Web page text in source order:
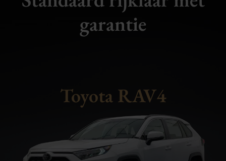
garantie
Toyota RAV4